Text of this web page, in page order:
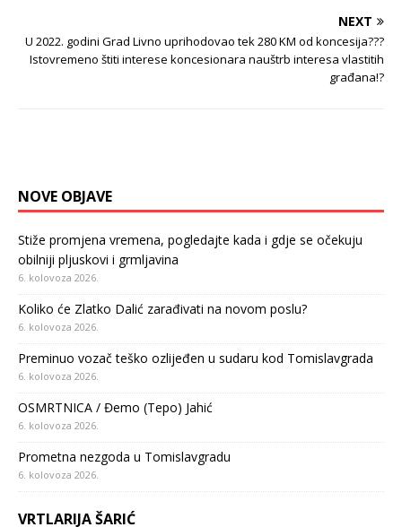
NEXT
U 2022. godini Grad Livno uprihodovao tek 280 KM od koncesija???
Istovremeno štiti interese koncesionara nauštrb interesa vlastitih
građana!?
NOVE OBJAVE
Stiže promjena vremena, pogledajte kada i gdje se očekuju
obilniji pljuskovi i grmljavina
6. kolovoza 2026.
Koliko će Zlatko Dalić zarađivati na novom poslu?
6. kolovoza 2026.
Preminuo vozač teško ozlijeđen u sudaru kod Tomislavgrada
6. kolovoza 2026.
OSMRTNICA / Đemo (Tepo) Jahić
6. kolovoza 2026.
Prometna nezgoda u Tomislavgradu
6. kolovoza 2026.
VRTLARIJA ŠARIĆ